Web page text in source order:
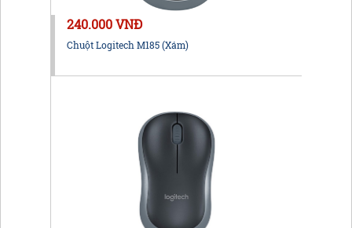
240.000 VNĐ
Chuột Logitech M185 (Xám)